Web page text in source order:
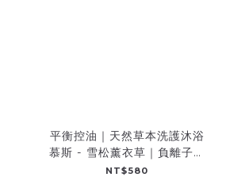
平衡控油｜天然草本洗護沐浴
慕斯 - 雪松薰衣草｜負離子電
解｜毛孩肌膚護理-
NT$580